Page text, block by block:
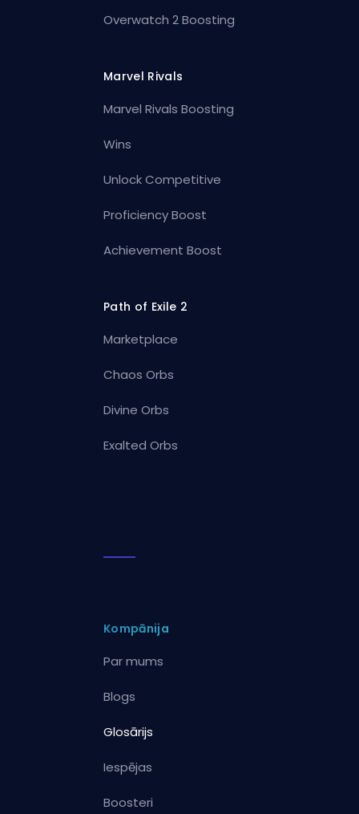
Overwatch 2 Boosting
Marvel Rivals
Marvel Rivals Boosting
Wins
Unlock Competitive
Proficiency Boost
Achievement Boost
Path of Exile 2
Marketplace
Chaos Orbs
Divine Orbs
Exalted Orbs
Kompānija
Par mums
Blogs
Glosārijs
Iespējas
Boosteri